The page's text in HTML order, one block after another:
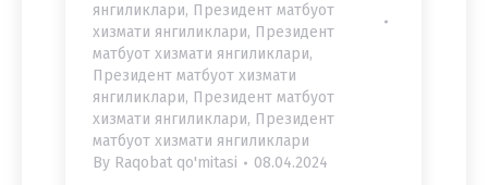
янгиликлари, Президент матбуот
хизмати янгиликлари, Президент
матбуот хизмати янгиликлари,
Президент матбуот хизмати
янгиликлари, Президент матбуот
хизмати янгиликлари, Президент
матбуот хизмати янгиликлари
By Raqobat qo'mitasi 08.04.2024